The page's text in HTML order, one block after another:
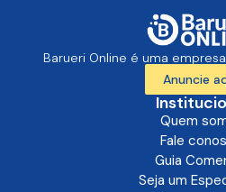
Barueri Online é uma
Anuncie
Quem
Fale
Guia
Seja um